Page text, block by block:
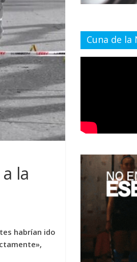
la
habrían ido
Cuna de la